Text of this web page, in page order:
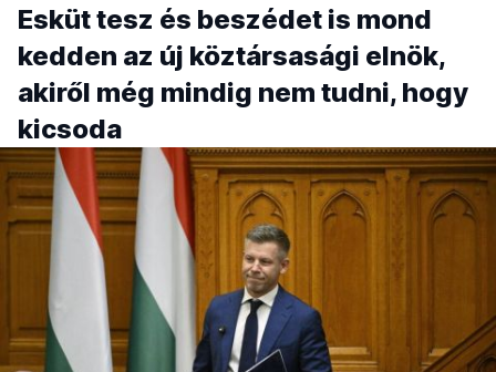
Esküt tesz és beszédet is mond
kedden az új köztársasági elnök,
akiről még mindig nem tudni, hogy
kicsoda